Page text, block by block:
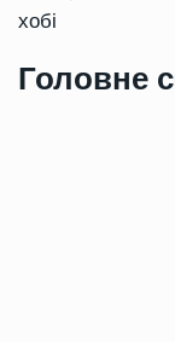
хобі
Головне